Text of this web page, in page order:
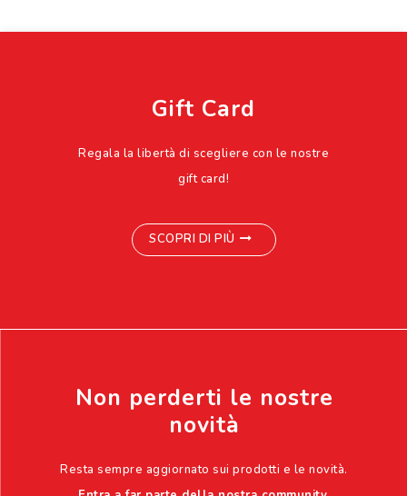
Gift Card
Regala la libertà di scegliere con le nostre
gift card!
SCOPRI DI PIÙ
Non perderti le nostre
novità
Resta sempre aggiornato sui prodotti e le novità.